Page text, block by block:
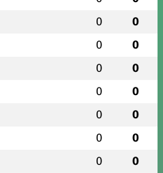
0 0
0 0
0 0
0 0
0 0
0 0
0 0